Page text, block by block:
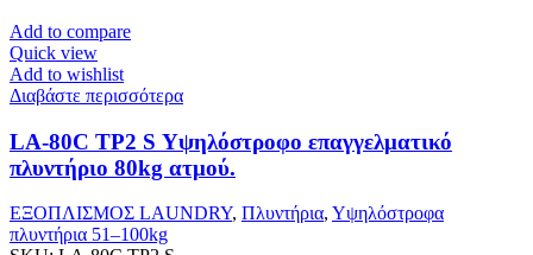
Add to compare
Quick view
Add to wishlist
Διαβάστε περισσότερα
LA-80C TP2 S Υψηλόστροφο επαγγελματικό
πλυντήριο 80kg ατμού.
ΕΞΟΠΛΙΣΜΟΣ LAUNDRY, Πλυντήρια, Υψηλόστροφα
πλυντήρια 51–100kg